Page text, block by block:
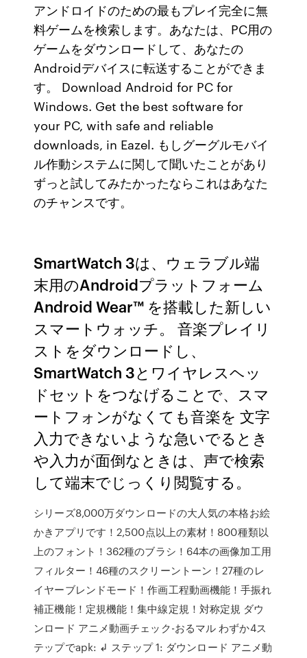
アンドロイドのための最もプレイ完全に無
料ゲームを検索します。あなたは、PC用の
ゲームをダウンロードして、あなたの
Androidデバイスに転送することができま
す。 Download Android for PC for
Windows. Get the best software for
your PC, with safe and reliable
downloads, in Eazel. もしグーグルモバイ
ル作動システムに関して聞いたことがあり
ずっと試してみたかったならこれはあなた
のチャンスです。
SmartWatch 3は、ウェラブル端
末用のAndroidプラットフォーム
Android Wear™ を搭載した新しい
スマートウォッチ。 音楽プレイリ
ストをダウンロードし、
SmartWatch 3とワイヤレスヘッ
ドセットをつなげることで、スマ
ートフォンがなくても音楽を 文字
入力できないような急いでるとき
や入力が面倒なときは、声で検索
して端末でじっくり閲覧する。
シリーズ8,000万ダウンロードの大人気の本格お絵
かきアプリです！2,500点以上の素材！800種類以
上のフォント！362種のブラシ！64本の画像加工用
フィルター！46種のスクリーントーン！27種のレ
イヤーブレンドモード！作画工程動画機能！手振れ
補正機能！定規機能！集中線定規！対称定規 ダウ
ンロード アニメ動画チェック-おるマル わずか4ス
テップでapk: ↲ ステップ 1: ダウンロード アニメ動